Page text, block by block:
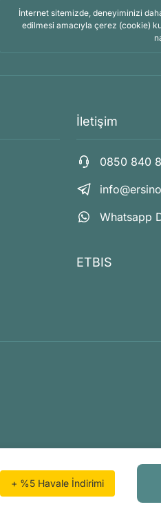
+ %5 Havale İndirimi
İnternet sitemizde, deneyiminizi
edilmesi amacıyla çerez (cookie)
İletişim
0850 840
Whatsapp
ETBIS